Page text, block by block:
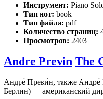
Инструмент: Piano
Тип нот: book
Тип файла: pdf
Количество страниц:
Просмотров: 2403
Andre Previn The
Андре́ Преви́н, также Андре́
Берлин) — американский